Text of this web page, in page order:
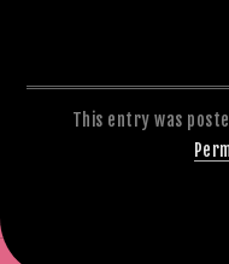
This entry was